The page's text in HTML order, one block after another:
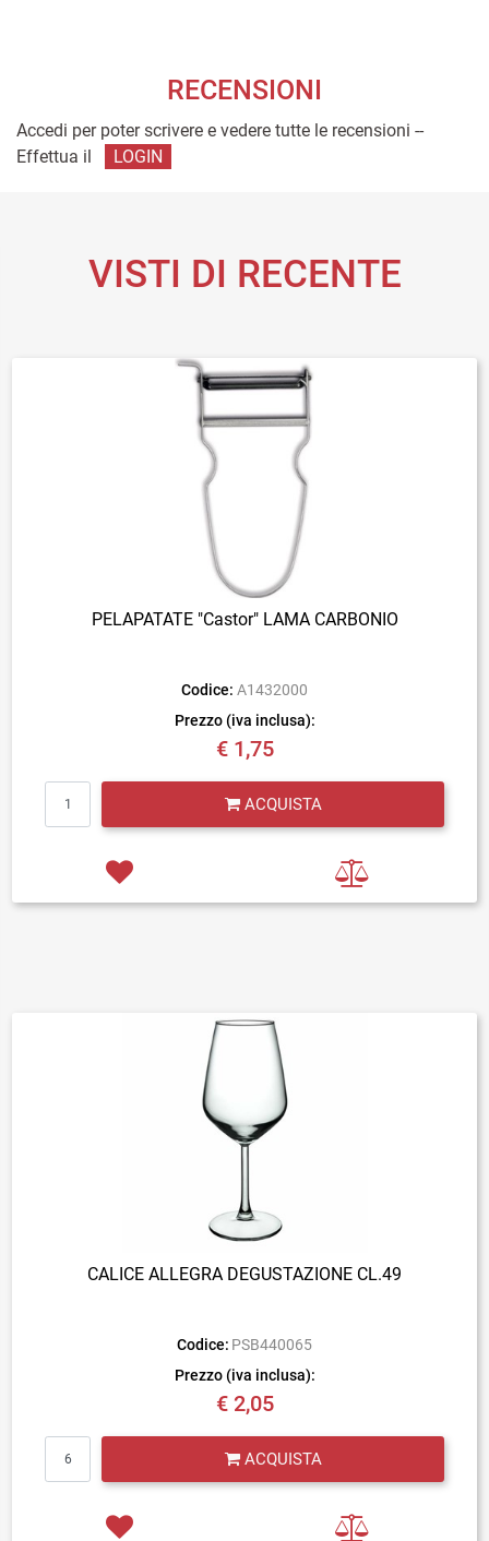
RECENSIONI
Accedi per poter scrivere e vedere tutte le recensioni --
Effettua il
LOGIN
VISTI DI RECENTE
PELAPATATE "Castor" LAMA CARBONIO
Codice: A1432000
Prezzo (iva inclusa):
€ 1,75
ACQUISTA
CALICE ALLEGRA DEGUSTAZIONE CL.49
Codice: PSB440065
Prezzo (iva inclusa):
€ 2,05
ACQUISTA